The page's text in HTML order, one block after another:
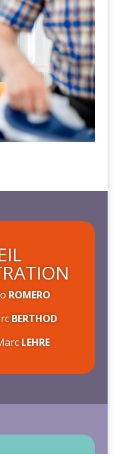
ROMERO
BERTHOD
LEHRE